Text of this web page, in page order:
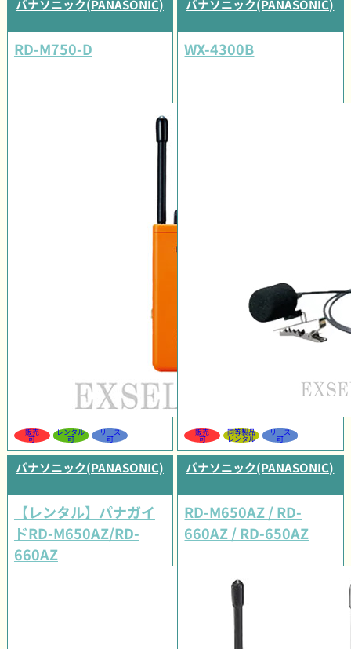
パナソニック(PANASONIC)
RD-M750-D
販売
可
レンタル
可
リース
可
パナソニック(PANASONIC)
WX-4300B
販売
可
同等製品
レンタル
リース
可
パナソニック(PANASONIC)
【レンタル】パナガイ
ドRD-M650AZ/RD-
660AZ
パナソニック(PANASONIC)
RD-M650AZ / RD-
660AZ / RD-650AZ